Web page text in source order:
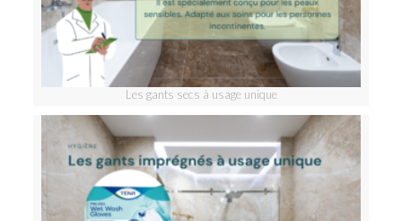
Les gants secs à usage unique